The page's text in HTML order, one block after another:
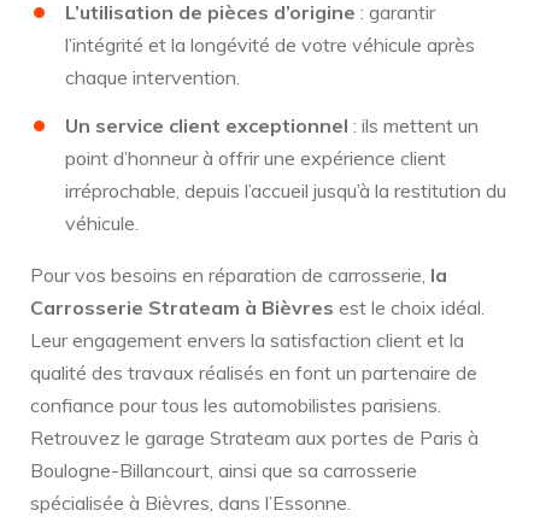
L’utilisation de pièces d’origine : garantir
l’intégrité et la longévité de votre véhicule après
chaque intervention.
Un service client exceptionnel : ils mettent un
point d’honneur à offrir une expérience client
irréprochable, depuis l’accueil jusqu’à la restitution du
véhicule.
Pour vos besoins en réparation de carrosserie, la
Carrosserie Strateam à Bièvres est le choix idéal.
Leur engagement envers la satisfaction client et la
qualité des travaux réalisés en font un partenaire de
confiance pour tous les automobilistes parisiens.
Retrouvez le garage Strateam aux portes de Paris à
Boulogne-Billancourt, ainsi que sa carrosserie
spécialisée à Bièvres, dans l’Essonne.